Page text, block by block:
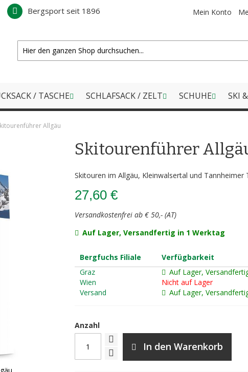
Mein Konto
Bergsport seit 1896
/ TASCHE SCHLAFSACK / ZELT SCHUHE SKI
Allgäu
Skitourenführer
Skitouren im Allgäu, Kleinwalsertal und Tannheimer
27,60 €
Versandkostenfrei ab € 50,- (AT)
Auf Lager, Versandfertig in 1 Werktag
Bergfuchs Filiale
Verfügbarkeit
Graz
Auf Lager,
Wien
Nicht auf Lager
Versand
Auf Lager,
Anzahl
In den Warenkorb